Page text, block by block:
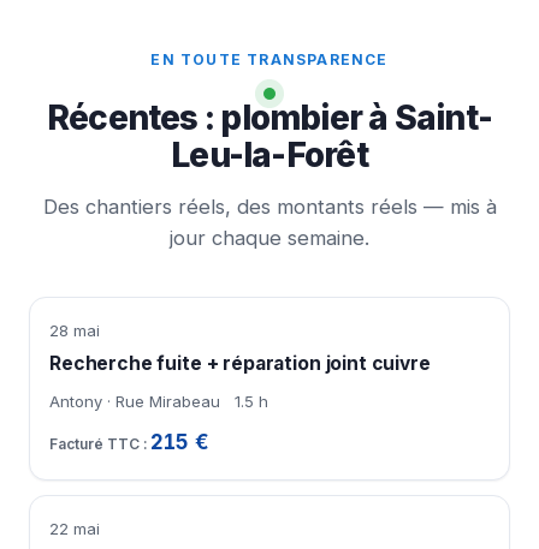
EN TOUTE TRANSPARENCE
Récentes : plombier à Saint-
Leu-la-Forêt
Des chantiers réels, des montants réels — mis à
jour chaque semaine.
28 mai
Recherche fuite + réparation joint cuivre
Antony · Rue Mirabeau 1.5 h
215 €
22 mai